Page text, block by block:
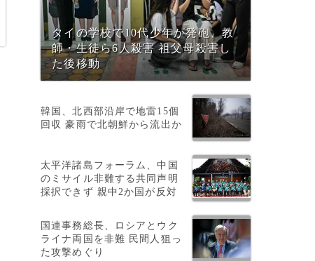
タイの学校で10代少年が発砲、教
師・生徒ら6人殺害 祖父母殺害し
た後移動
韓国、北西部沿岸で地雷15個
回収 豪雨で北朝鮮から流出か
太平洋諸島フォーラム、中国
のミサイル非難する共同声明
採択できず 親中2か国が反対
国連事務総長、ロシアとウク
ライナ両国を非難 民間人狙っ
た攻撃めぐり